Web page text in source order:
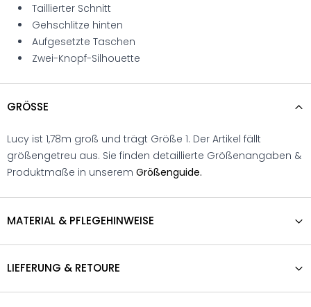
Taillierter Schnitt
Gehschlitze hinten
Aufgesetzte Taschen
Zwei-Knopf-Silhouette
GRÖSSE
Lucy ist 1,78m groß und trägt Größe 1. Der Artikel fällt
größengetreu aus. Sie finden detaillierte Größenangaben &
Produktmaße in unserem Größenguide.
MATERIAL & PFLEGEHINWEISE
LIEFERUNG & RETOURE